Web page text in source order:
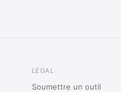
LÉGAL
Soumettre un outil